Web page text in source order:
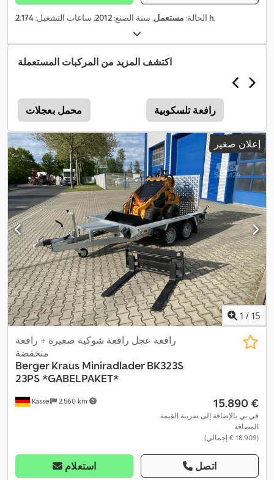
الحالة: مستعمل, سنة الصنع:2012, ساعات التشغيل: 2.174 h,
اكتشف المزيد من المركبات المستعملة
محمل بعجلات رافعة تلسكوبية
إعلان صغير
1 / 15
Kassel 2.560 km
رافعة عجل رافعة شوكية صغيرة + رافعة
منخفضة
Berger Kraus Miniradlader BK323S
23PS *GABELPAKET*
‏15.890 €
في بي بالإضافة إلى ضريبة القيمة
المضافة
(‏18.909 € إجمالي)
استعلام اتصل